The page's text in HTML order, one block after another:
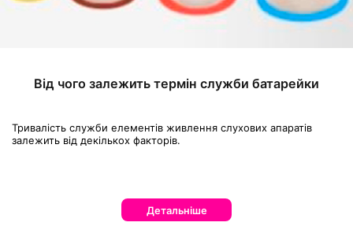
Від чого залежить термін служби батарейки
Тривалість служби елементів живлення слухових апаратів
залежить від декількох факторів.
Детальніше